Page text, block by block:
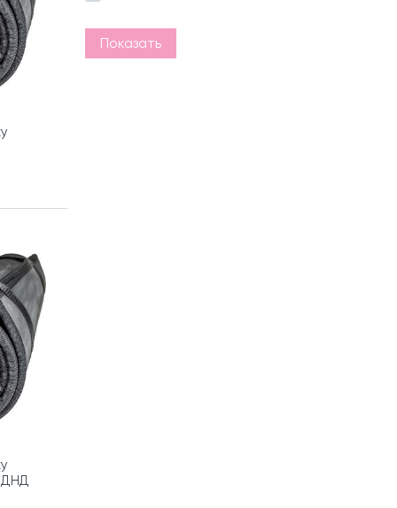
Показать